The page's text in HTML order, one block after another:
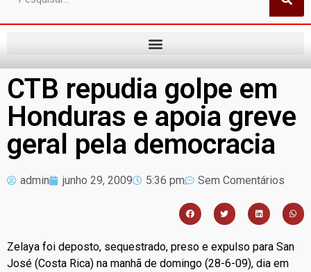
CTB repudia golpe em
Honduras e apoia greve
geral pela democracia
admin junho 29, 2009 5:36 pm Sem Comentários
Zelaya foi deposto, sequestrado, preso e expulso para San
José (Costa Rica) na manhã de domingo (28-6-09), dia em